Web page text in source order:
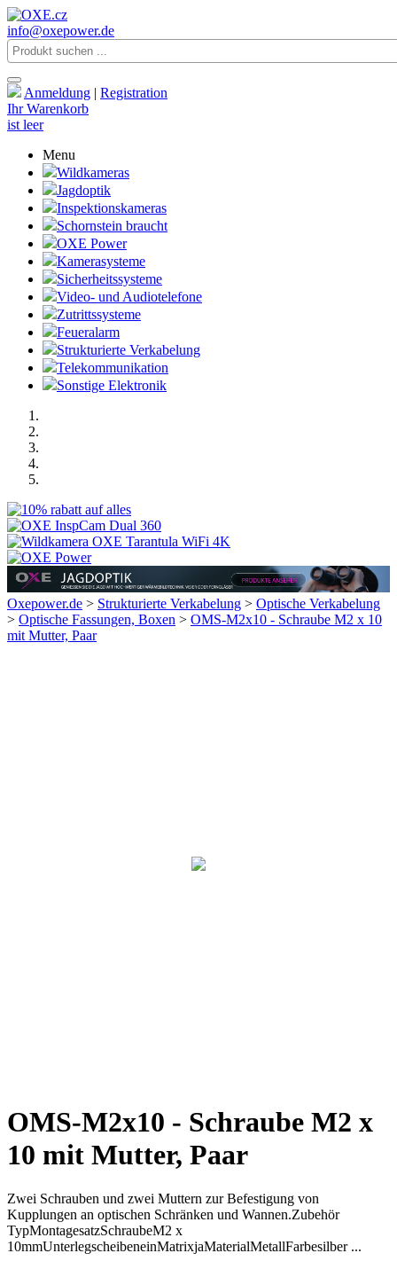
info@oxepower.de
Anmeldung | Registration
Ihr Warenkorb
ist leer
Menu
Wildkameras
Jagdoptik
Inspektionskameras
Schornstein braucht
OXE Power
Kamerasysteme
Sicherheitssysteme
Video- und Audiotelefone
Zutrittssysteme
Feueralarm
Strukturierte Verkabelung
Telekommunikation
Sonstige Elektronik
Oxepower.de > Strukturierte Verkabelung > Optische Verkabelung
> Optische Fassungen, Boxen > OMS-M2x10 - Schraube M2 x 10
mit Mutter, Paar
OMS-M2x10 - Schraube M2 x
10 mit Mutter, Paar
Zwei Schrauben und zwei Muttern zur Befestigung von
Kupplungen an optischen Schränken und Wannen.Zubehör
TypMontagesatzSchraubeM2 x
10mmUnterlegscheibeneinMatrixjaMaterialMetallFarbesilber ...